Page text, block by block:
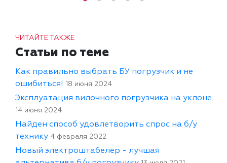
ЧИТАЙТЕ ТАКЖЕ
Статьи по теме
Как правильно выбрать БУ погрузчик и не
ошибиться! 18 июня 2024
Эксплуатация вилочного погрузчика на уклоне
14 июня 2024
Найден способ удовлетворить спрос на б/у
технику 4 февраля 2022
Новый электроштабелер - лучшая